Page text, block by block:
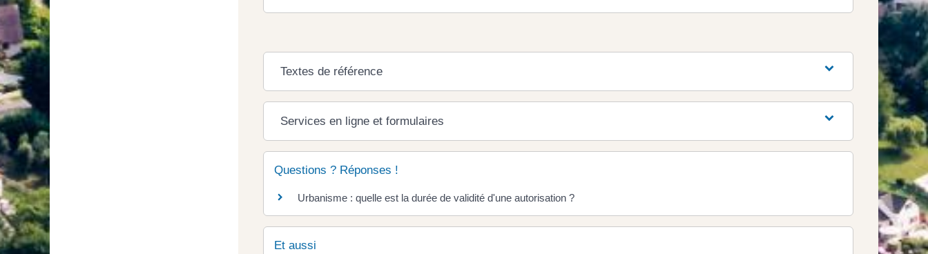
Textes de référence
Services en ligne et formulaires
Questions ? Réponses !
Urbanisme : quelle est la durée de validité d'une autorisation ?
Et aussi